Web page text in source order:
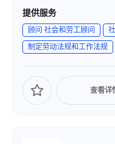
は、教育・保育・自動
くりを支援しています。
提供服务
顾问 社会和劳工顾问
制定劳动法规和工作法规
查看详